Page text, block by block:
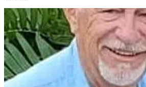
Éternea
Blog
Publier un avis